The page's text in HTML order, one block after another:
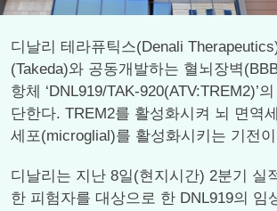
디날리 테라퓨틱스(Denali
(Takeda)와 공동개발하는 혈뇌장벽
항체 ‘DNL919/TAK-920(ATV:TREM2)’
단한다. TREM2를 활성화시켜 뇌 면역
세포(microglial)를 활성화시키는 기전
디날리는 지난 8일(현지시간) 2분기 실
한 피험자를 대상으로 한 DNL919의 임